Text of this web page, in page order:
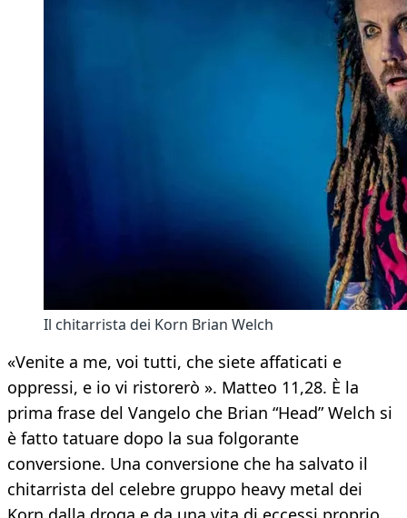
Il chitarrista dei Korn Brian Welch
«Venite a me, voi tutti, che siete affaticati e
oppressi, e io vi ristorerò ». Matteo 11,28. È la
prima frase del Vangelo che Brian “Head” Welch si
è fatto tatuare dopo la sua folgorante
conversione. Una conversione che ha salvato il
chitarrista del celebre gruppo heavy metal dei